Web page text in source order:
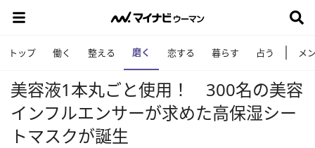
トップ 働く 整える 磨く 恋する 暮らす 占う メ
美容液1本丸ごと使用！ 300名の美容
インフルエンサーが求めた高保湿シー
トマスクが誕生